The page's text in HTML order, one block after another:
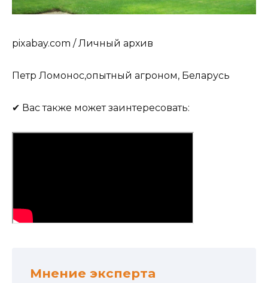
pixabay.com / Личный архив
Петр Ломонос,опытный агроном, Беларусь
✔ Вас также может заинтересовать:
Мнение эксперта